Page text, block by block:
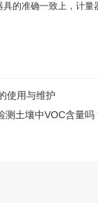
具的准确一致上，计量
使用与维护
测土壤中VOC含量吗